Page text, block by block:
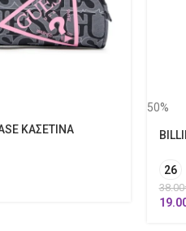
ΚΑΣΕΤΙΝΑ
50%
26
38.00